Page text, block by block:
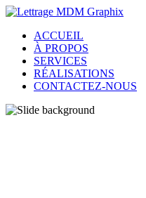
ACCUEIL
À PROPOS
SERVICES
RÉALISATIONS
CONTACTEZ-NOUS